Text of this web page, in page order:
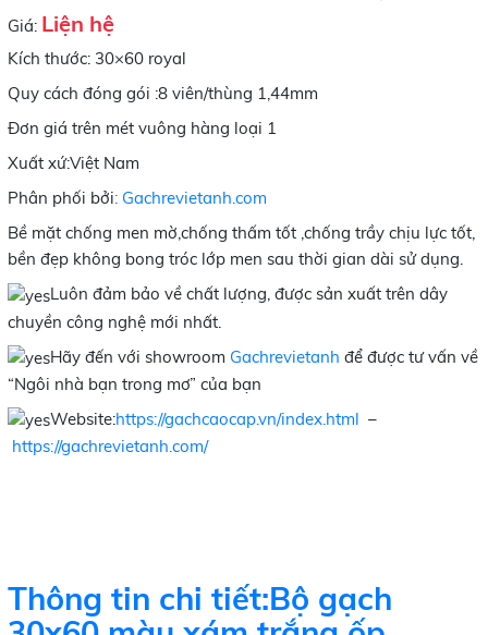
Giá: Liện hệ
Kích thước: 30×60 royal
Quy cách đóng gói :8 viên/thùng 1,44mm
Đơn giá trên mét vuông hàng loại 1
Xuất xứ:Việt Nam
Phân phối bởi: Gachrevietanh.com
Bề mặt chống men mờ,chống thấm tốt ,chống trầy chịu lực tốt,
bền đẹp không bong tróc lớp men sau thời gian dài sử dụng.
Luôn đảm bảo về chất lượng, được sản xuất trên dây
chuyền công nghệ mới nhất.
Hãy đến với showroom Gachrevietanh để được tư vấn về
“Ngôi nhà bạn trong mơ” của bạn
Website:https://gachcaocap.vn/index.html –
https://gachrevietanh.com/
Thông tin chi tiết:Bộ gạch